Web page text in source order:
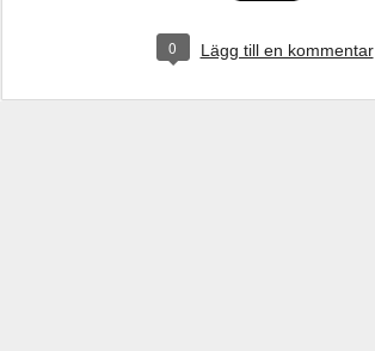
0 Lägg till en kommentar